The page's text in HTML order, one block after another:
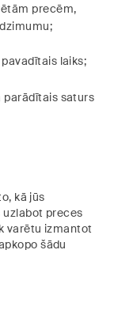
precēm,
laiks;
parādītais saturs
kā jūs
preces
varētu izmantot
šādu